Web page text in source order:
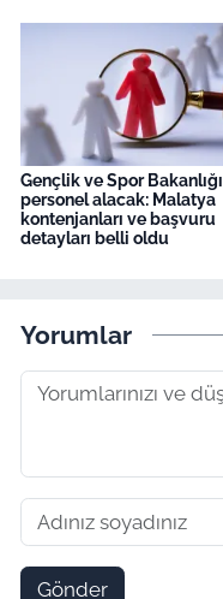
Gençlik ve Spor Bakanlığı
personel alacak: Malatya
kontenjanları ve başvuru
detayları belli oldu
Yorumlar
Gönder